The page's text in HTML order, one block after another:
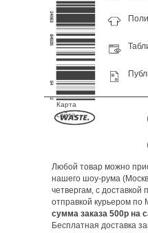
Любой товар можно
нашего шоу-рума
четвергам, с доставкой
отправкой курьером по
сумма заказа 500р на
Бесплатная доставка
Карта
сайта